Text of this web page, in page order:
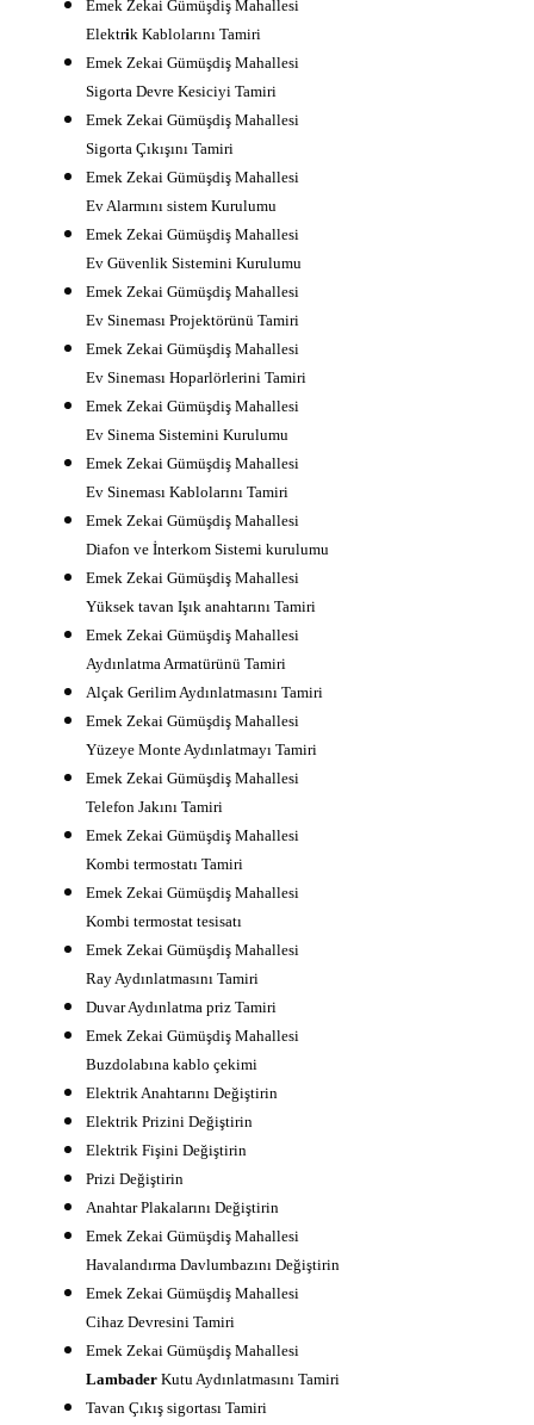
Emek Zekai Gümüşdiş Mahallesi
Elektrik Kablolarını Tamiri
Emek Zekai Gümüşdiş Mahallesi
Sigorta Devre Kesiciyi Tamiri
Emek Zekai Gümüşdiş Mahallesi
Sigorta Çıkışını Tamiri
Emek Zekai Gümüşdiş Mahallesi
Ev Alarmını sistem Kurulumu
Emek Zekai Gümüşdiş Mahallesi
Ev Güvenlik Sistemini Kurulumu
Emek Zekai Gümüşdiş Mahallesi
Ev Sineması Projektörünü Tamiri
Emek Zekai Gümüşdiş Mahallesi
Ev Sineması Hoparlörlerini Tamiri
Emek Zekai Gümüşdiş Mahallesi
Ev Sinema Sistemini Kurulumu
Emek Zekai Gümüşdiş Mahallesi
Ev Sineması Kablolarını Tamiri
Emek Zekai Gümüşdiş Mahallesi
Diafon ve İnterkom Sistemi kurulumu
Emek Zekai Gümüşdiş Mahallesi
Yüksek tavan Işık anahtarını Tamiri
Emek Zekai Gümüşdiş Mahallesi
Aydınlatma Armatürünü Tamiri
Alçak Gerilim Aydınlatmasını Tamiri
Emek Zekai Gümüşdiş Mahallesi
Yüzeye Monte Aydınlatmayı Tamiri
Emek Zekai Gümüşdiş Mahallesi
Telefon Jakını Tamiri
Emek Zekai Gümüşdiş Mahallesi
Kombi termostatı Tamiri
Emek Zekai Gümüşdiş Mahallesi
Kombi termostat tesisatı
Emek Zekai Gümüşdiş Mahallesi
Ray Aydınlatmasını Tamiri
Duvar Aydınlatma priz Tamiri
Emek Zekai Gümüşdiş Mahallesi
Buzdolabına kablo çekimi
Elektrik Anahtarını Değiştirin
Elektrik Prizini Değiştirin
Elektrik Fişini Değiştirin
Prizi Değiştirin
Anahtar Plakalarını Değiştirin
Emek Zekai Gümüşdiş Mahallesi
Havalandırma Davlumbazını Değiştirin
Emek Zekai Gümüşdiş Mahallesi
Cihaz Devresini Tamiri
Emek Zekai Gümüşdiş Mahallesi
LambaderKutu Aydınlatmasını Tamiri
Tavan Çıkış sigortası Tamiri